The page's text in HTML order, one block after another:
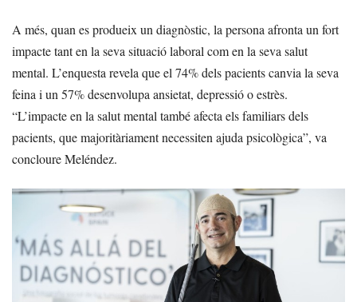
A més, quan es produeix un diagnòstic, la persona afronta un fort
impacte tant en la seva situació laboral com en la seva salut
mental. L’enquesta revela que el 74% dels pacients canvia la seva
feina i un 57% desenvolupa ansietat, depressió o estrès.
“L’impacte en la salut mental també afecta els familiars dels
pacients, que majoritàriament necessiten ajuda psicològica”, va
concloure Meléndez.